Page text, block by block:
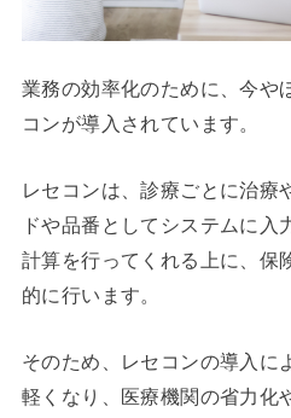
業務の効率化のために、今や
コンが導入されています。
レセコンは、診療ごとに治療
ドや品番としてシステムに
計算を行ってくれる上に、保
的に行います。
そのため、レセコンの導入に
軽くなり、医療機関の省力化